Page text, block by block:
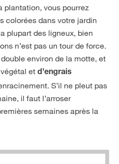
plantation, vous pourrez
colorées dans votre jardin
plupart des ligneux, bien
n’est pas un tour de force.
environ de la motte, et
et d’engrais
S’il ne pleut pas
il faut l’arroser
semaines après la